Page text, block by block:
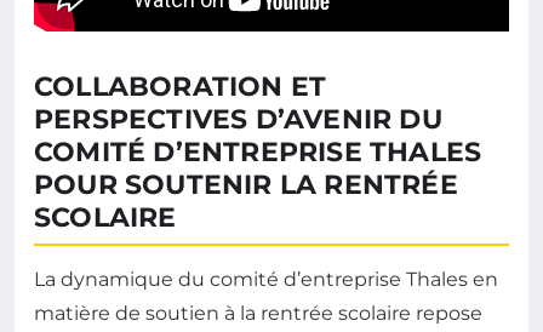
COLLABORATION ET
PERSPECTIVES D’AVENIR DU
COMITÉ D’ENTREPRISE THALES
POUR SOUTENIR LA RENTRÉE
SCOLAIRE
La dynamique du comité d’entreprise Thales en
matière de soutien à la rentrée scolaire repose